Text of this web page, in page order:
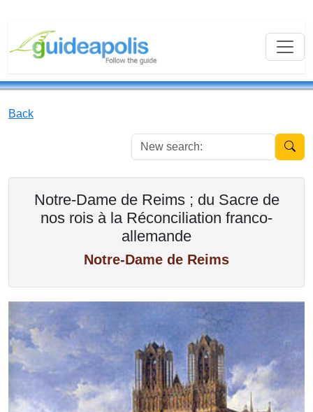
Back
New
Notre-Dame de Reims ; du Sacre de
nos rois à la Réconciliation franco-
allemande
Notre-Dame de Reims